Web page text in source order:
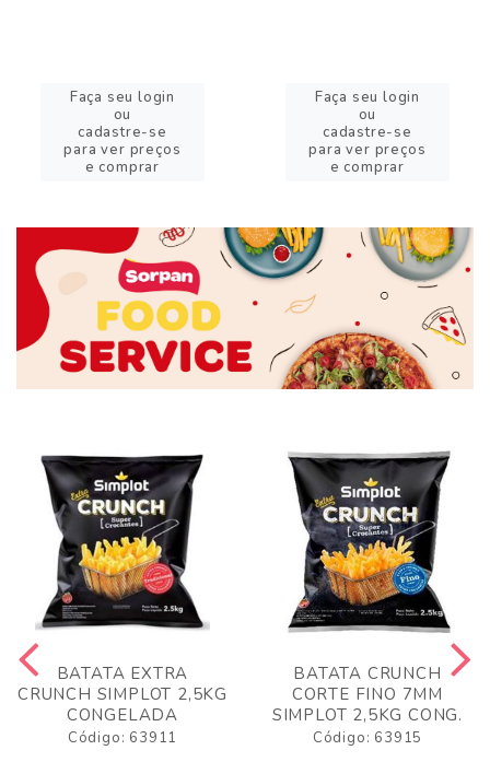
Faça seu login
ou
cadastre-se
para ver preços
e comprar
Faça seu login
ou
cadastre-se
para ver preços
e comprar
BATATA EXTRA
CRUNCH SIMPLOT 2,5KG
CONGELADA
Código: 63911
BATATA CRUNCH
CORTE FINO 7MM
SIMPLOT 2,5KG CONG.
Código: 63915